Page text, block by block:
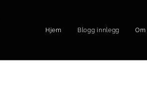
Hjem Blogg innlegg Om